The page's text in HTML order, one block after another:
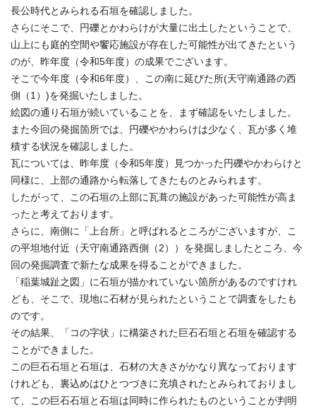
長公時代とみられる石垣を確認しました。
さらにそこで、円礫とかわらけが大量に出土したということで、
山上にも庭的空間や饗応施設が存在した可能性が出てきたという
のが、昨年度（令和5年度）の成果でございます。
そこで今年度（令和6年度）、この南に延びた所(天守南通路の西
側（1）)を発掘いたしました。
絵図の通り石垣が続いていることを、まず確認をいたしました。
また今回の発掘箇所では、円礫やかわらけは少なく、瓦が多く堆
積する状況を確認しました。
瓦については、昨年度（令和5年度）見つかった円礫やかわらけと
同様に、上部の通路から転落してきたものとみられます。
したがって、この石垣の上部に瓦葺の施設があった可能性が高ま
ったと考えております。
さらに、南側に「上台所」と呼ばれるところがございますが、こ
の平坦地付近（天守南通路西側（2））を発掘しましたところ、今
回の発掘調査で新たな成果を得ることができました。
「稲葉城趾之図」に石垣が描かれていない箇所があるのですけれ
ども、そこで、現地に石材が見られたということで調査をしたも
のです。
その結果、「コの字状」に構築された巨石石垣と石垣を確認する
ことができました。
この巨石石垣と石垣は、石材の大きさがかなり異なっております
けれども、裏込めはひとつづきに充填されたとみられておりまし
て、この巨石石垣と石垣は同時に作られたものということが判明